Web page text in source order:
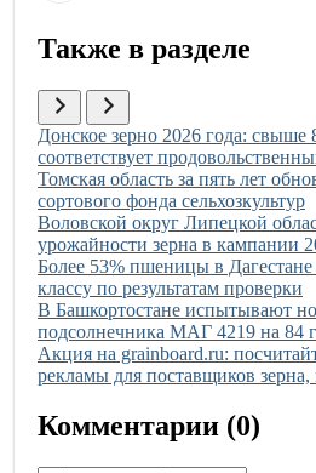
Также в разделе
Иллюстрация новости
Донское зерно 2026 года: свыше
соответствует
Иллюстрация новости
Томская область за пять лет
сортового фонда сельхозкультур
Иллюстрация новости
Воловской округ Липецкой
урожайности зерна в кампании
Иллюстрация новости
Более 53% пшеницы в Дагестане
классу по результатам проверки
Иллюстрация новости
В Башкортостане испытывают
подсолнечника МАГ 4219 на 84
Иллюстрация новости
Акция на grainboard.ru:
рекламы для поставщиков
Комментарии (0)